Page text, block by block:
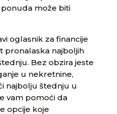
može biti
oglasnik za financije
pronalaska najboljih
Bez obzira jeste
u nekretnine,
najbolju štednju u
vam pomoći da
opcije koje